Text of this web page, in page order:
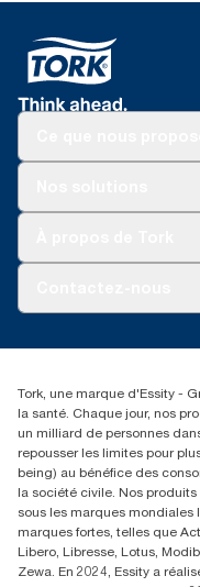
Réclamation pour
02 766 05 30
Essity Belgium NV
Berkenlaan 8B
1831 MACHELEN
Tork, une marque d'Essity -
la santé. Chaque jour, nos
un milliard de personnes
repousser les limites pour
being) au bénéfice des
la société civile. Nos
sous les marques mondiales
marques fortes, telles que
Libero, Libresse, Lotus,
Zewa. En 2024, Essity a